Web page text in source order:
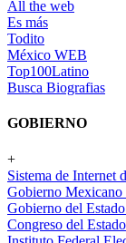
All the web
Es más
Todito
México WEB
Top100Latino
Busca Biografias
GOBIERNO
+
Sistema de Internet
Gobierno Mexicano
Gobierno del
Congreso del